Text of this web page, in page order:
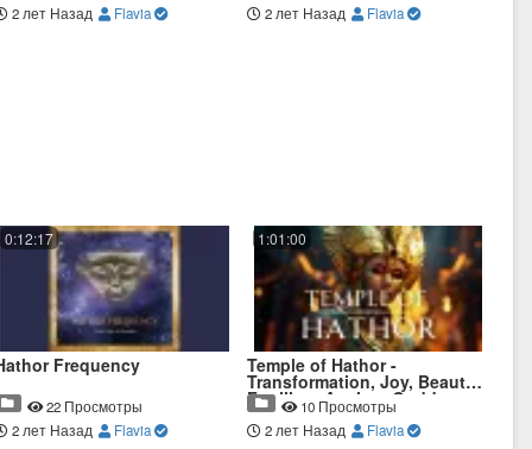
2 лет Назад
Flavia
2 лет Назад
Flavia
0:12:17
Frequency
22 Просмотры
2 лет Назад
Flavia
1:01:00
Temple of Hathor -
Transformation, Joy, Beauty,
Fertility - Ancient Goddess
Meditation Music
10 Просмотры
2 лет Назад
Flavia